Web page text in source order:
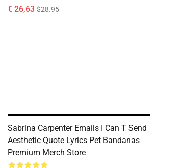
€ 26,63 $28.95
Sabrina Carpenter Emails I Can T Send
Aesthetic Quote Lyrics Pet Bandanas
Premium Merch Store